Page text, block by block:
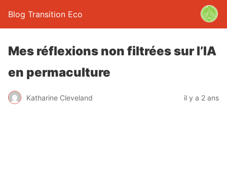
Blog Transition Eco
Mes réflexions non filtrées sur l’IA
en permaculture
Katharine Cleveland il y a 2 ans